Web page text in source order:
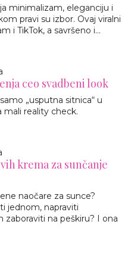
minimalizam, eleganciju i
pravi su izbor. Ovaj viralni
i TikTok, a savršeno i...
ceo svadbeni look
„usputna sitnica“ u
mali reality check.
krema za sunčanje
naočare za sunce?
jednom, napraviti
na peškiru? I ona